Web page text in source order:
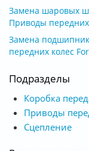
Замена шаровых
Приводы
Замена
передних колес
Подразделы
Коробка
Приводы
Сцепление